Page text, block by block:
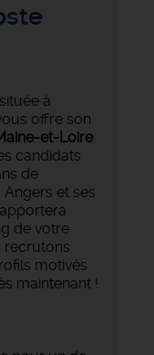
à
offre son
et-Loire.
candidats
de
et ses
de votre
recrutons
motivés
maintenant !